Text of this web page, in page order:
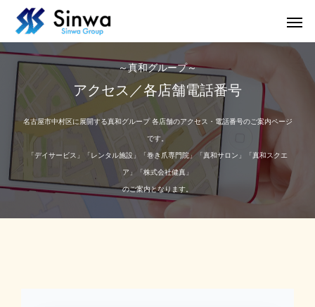
～真和グループ～
アクセス／各店舗電話番号
名古屋市中村区に展開する真和グループ 各店舗のアクセス・電話番号のご案内ページ
です。
「デイサービス」「レンタル施設」「巻き爪専門院」「真和サロン」「真和スクエ
ア」「株式会社健真」
のご案内となります。